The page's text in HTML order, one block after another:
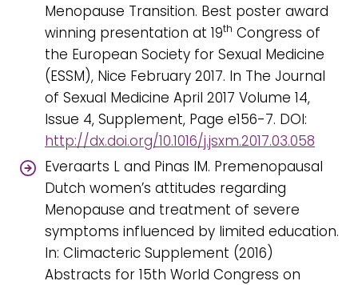
Menopause Transition. Best poster award
winning presentation at 19th Congress of
the European Society for Sexual Medicine
(ESSM), Nice February 2017. In The Journal
of Sexual Medicine April 2017 Volume 14,
Issue 4, Supplement, Page e156-7. DOI:
http://dx.doi.org/10.1016/j.jsxm.2017.03.058
Everaarts L and Pinas IM. Premenopausal
Dutch women’s attitudes regarding
Menopause and treatment of severe
symptoms influenced by limited education.
In: Climacteric Supplement (2016)
Abstracts for 15th World Congress on